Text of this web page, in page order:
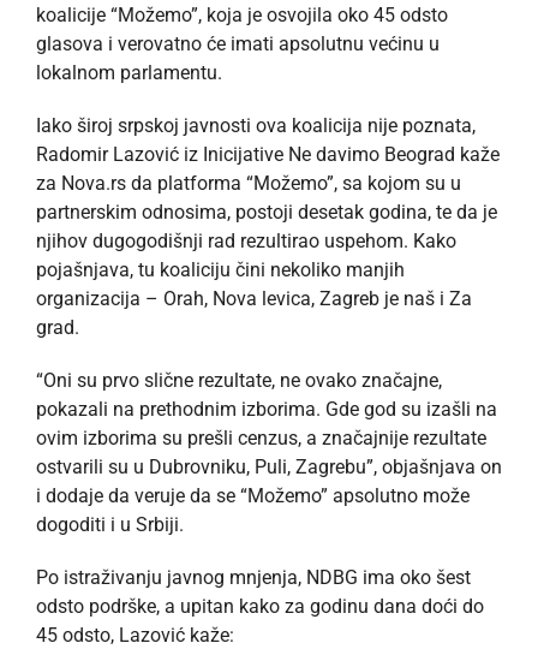
koalicije “Možemo”, koja je osvojila oko 45 odsto
glasova i verovatno će imati apsolutnu većinu u
lokalnom parlamentu.
Iako široj srpskoj javnosti ova koalicija nije poznata,
Radomir Lazović iz Inicijative Ne davimo Beograd kaže
za Nova.rs da platforma “Možemo”, sa kojom su u
partnerskim odnosima, postoji desetak godina, te da je
njihov dugogodišnji rad rezultirao uspehom. Kako
pojašnjava, tu koaliciju čini nekoliko manjih
organizacija – Orah, Nova levica, Zagreb je naš i Za
grad.
“Oni su prvo slične rezultate, ne ovako značajne,
pokazali na prethodnim izborima. Gde god su izašli na
ovim izborima su prešli cenzus, a značajnije rezultate
ostvarili su u Dubrovniku, Puli, Zagrebu”, objašnjava on
i dodaje da veruje da se “Možemo” apsolutno može
dogoditi i u Srbiji.
Po istraživanju javnog mnjenja, NDBG ima oko šest
odsto podrške, a upitan kako za godinu dana doći do
45 odsto, Lazović kaže: